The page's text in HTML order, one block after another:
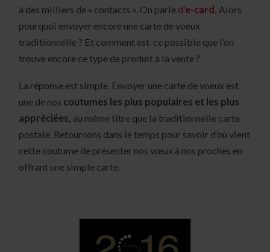
à des milliers de « contacts ». On parle d’e-card. Alors
pourquoi envoyer encore une carte de voeux
traditionnelle ? Et comment est-ce possible que l’on
trouve encore ce type de produit à la vente ?
La réponse est simple. Envoyer une carte de voeux est
une de nos coutumes les plus populaires et les plus
appréciées, au même titre que la traditionnelle carte
postale. Retournons dans le temps pour savoir d’où vient
cette coutume de présenter nos vœux à nos proches en
offrant une simple carte.